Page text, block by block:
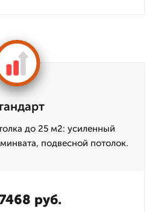
до 25 м2: усиленный
подвесной потолок.
руб.